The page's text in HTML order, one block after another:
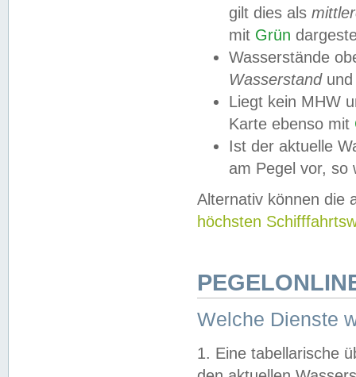
gilt dies als
mit Grün
Wasserstände
Wasserstandund
Liegt kein MHW
Karte ebenso mit
Ist der aktuelle
am Pegel vor,
Alternativ können die
höchsten
Welche Dienste
1. Eine tabellarische